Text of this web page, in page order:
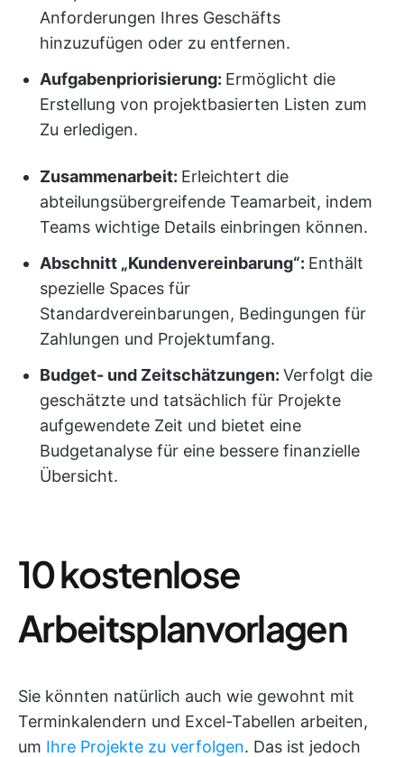
Anforderungen Ihres Geschäfts
hinzuzufügen oder zu entfernen.
Aufgabenpriorisierung: Ermöglicht die
Erstellung von projektbasierten Listen zum
Zu erledigen.
Zusammenarbeit: Erleichtert die
abteilungsübergreifende Teamarbeit, indem
Teams wichtige Details einbringen können.
Abschnitt „Kundenvereinbarung“: Enthält
spezielle Spaces für
Standardvereinbarungen, Bedingungen für
Zahlungen und Projektumfang.
Budget- und Zeitschätzungen: Verfolgt die
geschätzte und tatsächlich für Projekte
aufgewendete Zeit und bietet eine
Budgetanalyse für eine bessere finanzielle
Übersicht.
10 kostenlose
Arbeitsplanvorlagen
Sie könnten natürlich auch wie gewohnt mit
Terminkalendern und Excel-Tabellen arbeiten,
um Ihre Projekte zu verfolgen. Das ist jedoch